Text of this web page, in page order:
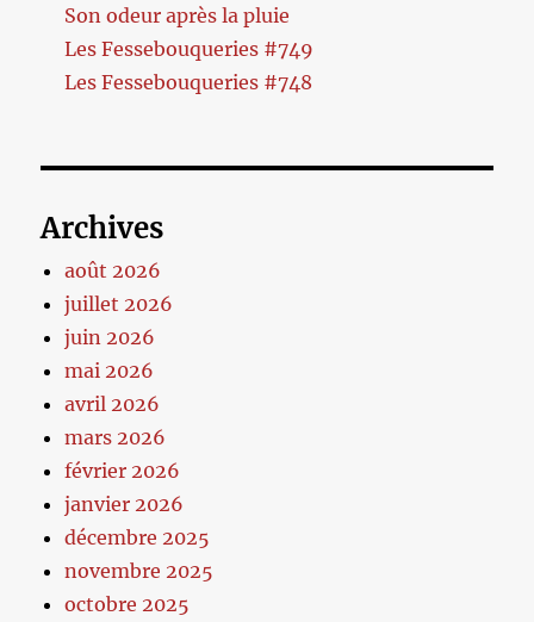
Son odeur après la pluie
Les Fessebouqueries #749
Les Fessebouqueries #748
Archives
août 2026
juillet 2026
juin 2026
mai 2026
avril 2026
mars 2026
février 2026
janvier 2026
décembre 2025
novembre 2025
octobre 2025